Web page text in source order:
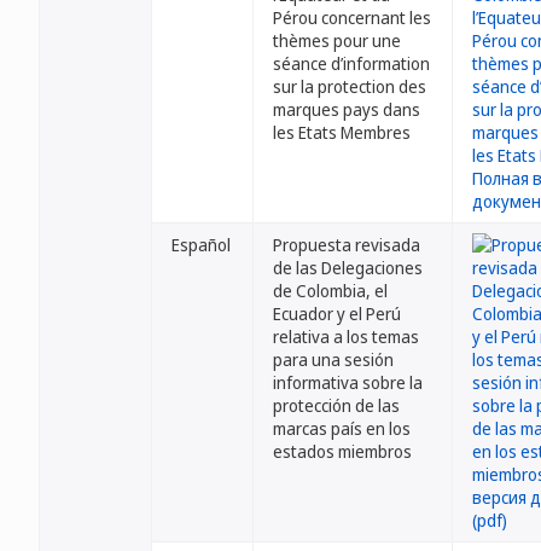
Pérou concernant les
thèmes pour une
séance d’information
sur la protection des
marques pays dans
les Etats Membres
Español
Propuesta revisada
de las Delegaciones
de Colombia, el
Ecuador y el Perú
relativa a los temas
para una sesión
informativa sobre la
protección de las
marcas país en los
estados miembros